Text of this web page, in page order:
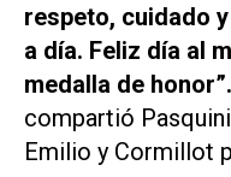
respeto, cuidado
a día. Feliz día al
medalla de honor”.
compartió
Emilio y Cormillot